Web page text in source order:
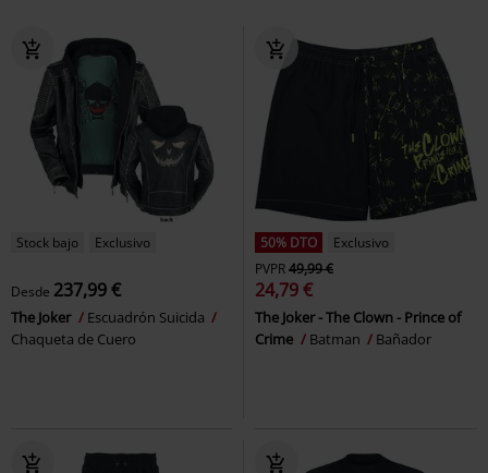
Stock bajo Exclusivo
Desde 237,99 €
The Joker
Escuadrón Suicida
Chaqueta de Cuero
50% DTO
Exclusivo
PVPR49,99 €
24,79 €
The Joker - The Clown - Prince of
Crime
Batman Bañador